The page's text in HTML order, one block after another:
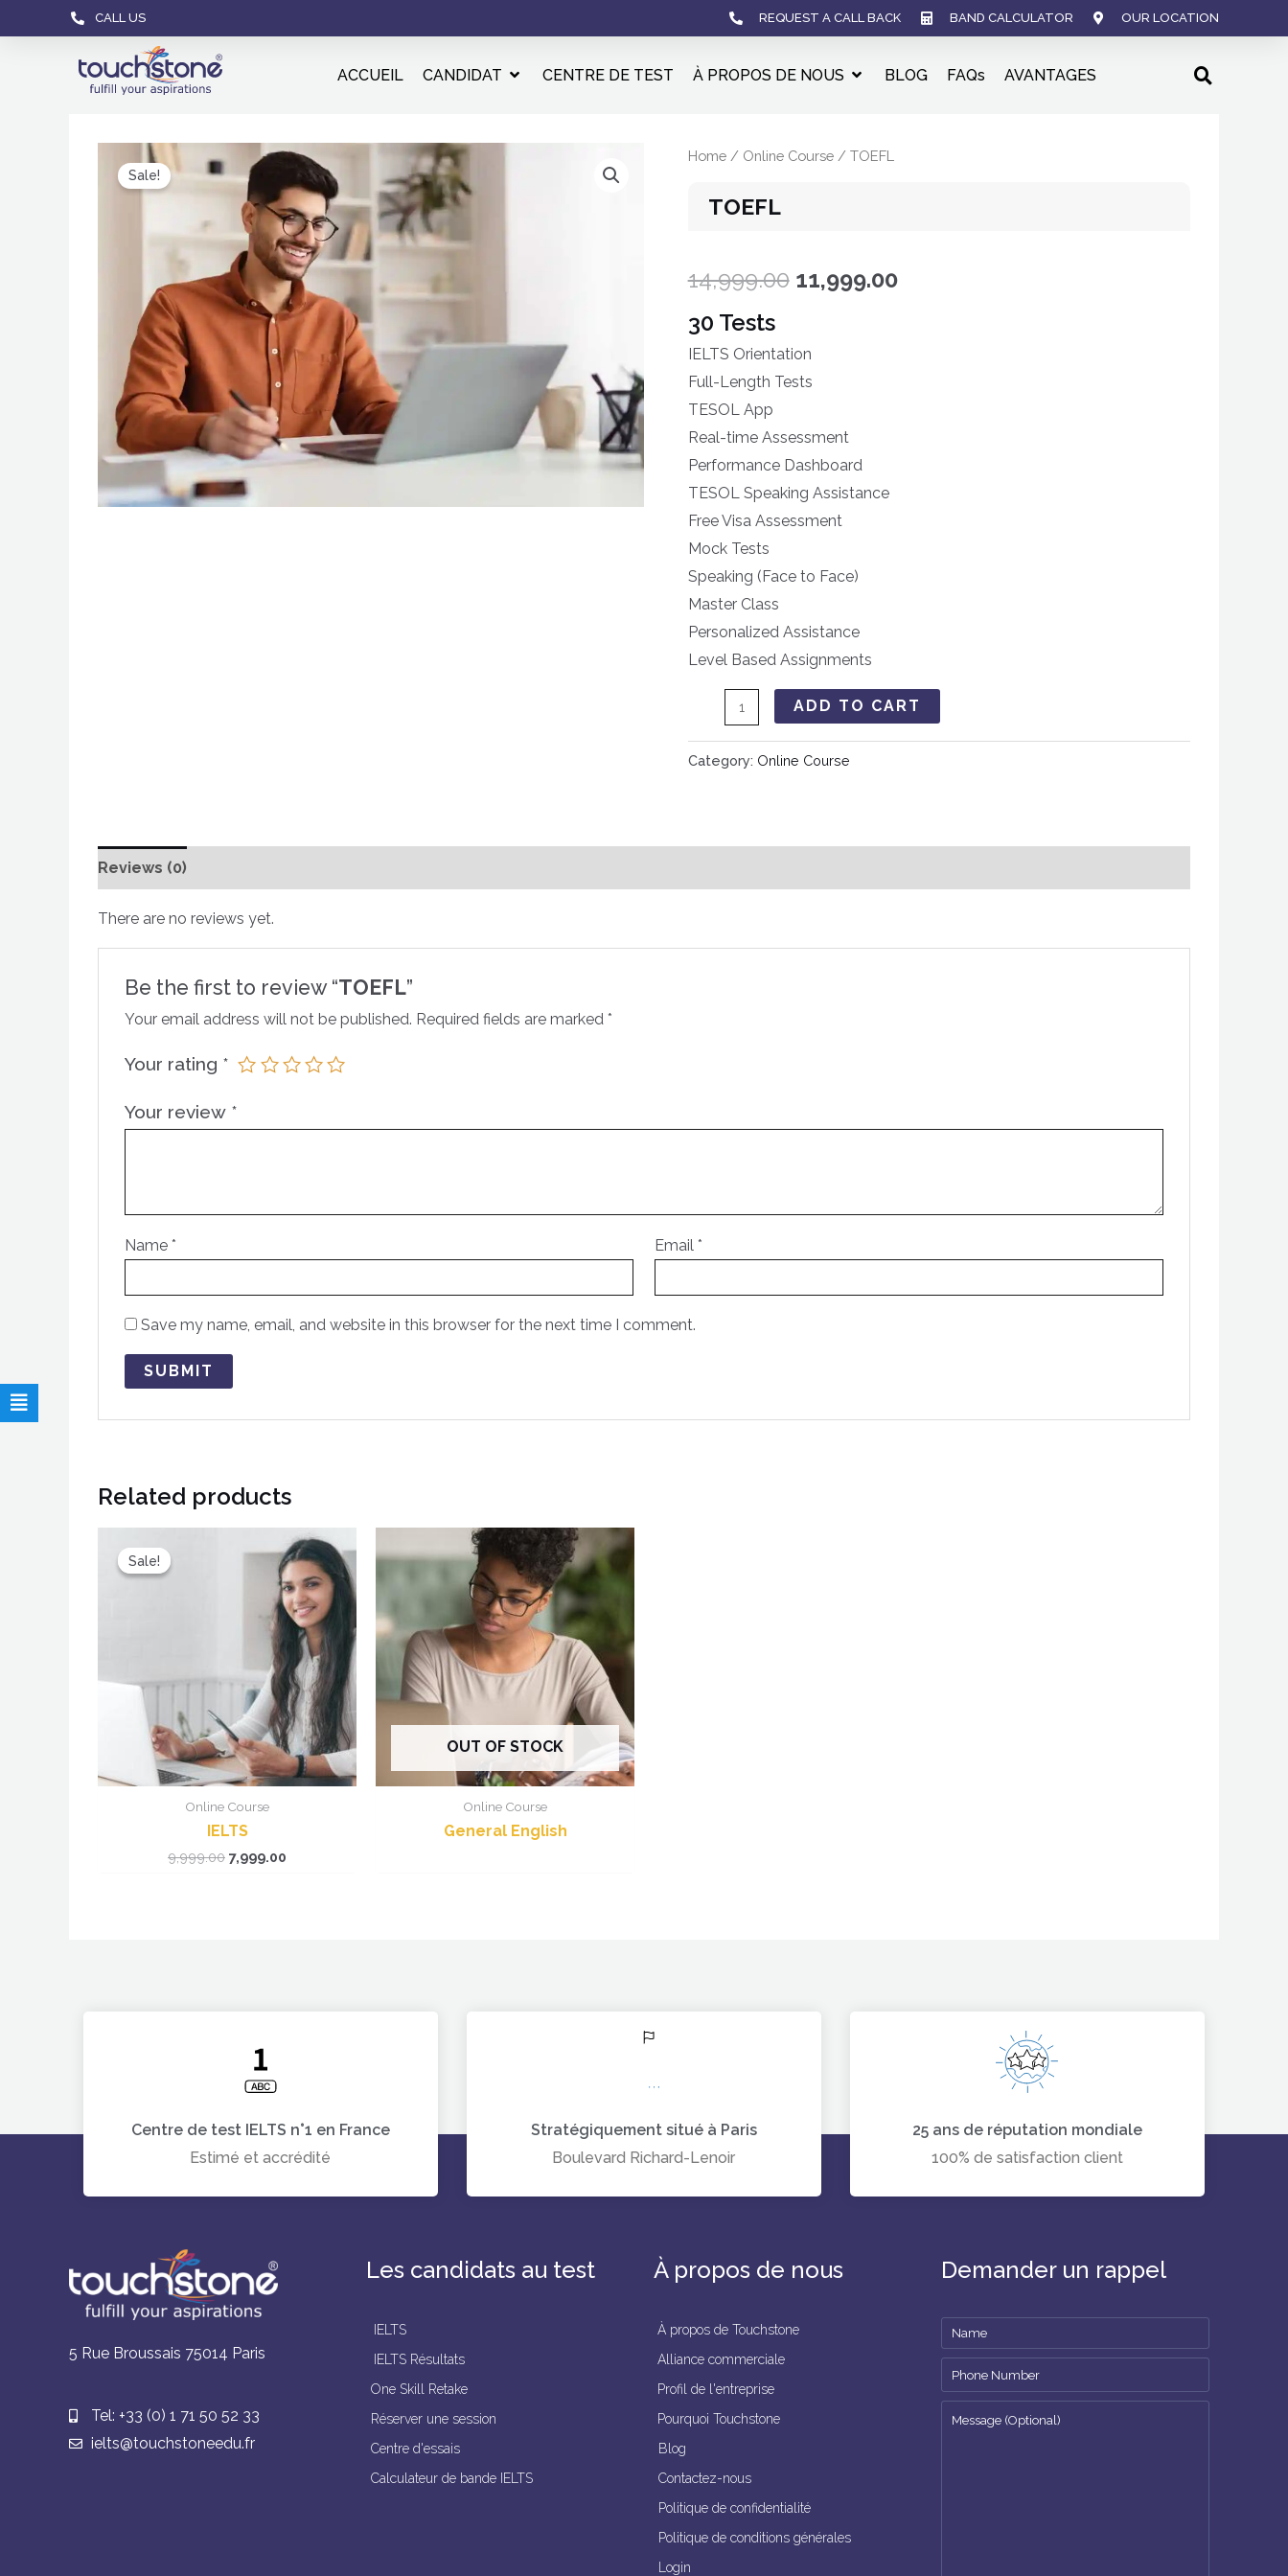
CALL US REQUEST A CALL BACK BAND CALCULATOR OUR LOCATION
ACCUEIL CANDIDAT CENTRE DE TEST À PROPOS DE NOUS BLOG FAQs AVANTAGES
Sale!
Home/ Online Course/ TOEFL
TOEFL
14,999.00 11,999.00
30 Tests
IELTS Orientation
Full-Length Tests
TESOL App
Real-time Assessment
Performance Dashboard
TESOL Speaking Assistance
Free Visa Assessment
Mock Tests
Speaking (Face to Face)
Master Class
Personalized Assistance
Level Based Assignments
ADD TO CART
Category: Online Course
Reviews (0)
There are no reviews yet.
Be the first to review “TOEFL”
Your email address will not be published. Required fields are marked *
Your rating *
Your review *
Name * Email *
Save my name, email, and website in this browser for the next time I comment.
Related products
Sale!
Sale!
Online Course
IELTS
9,999.00 7,999.00
OUT OF STOCK
Online Course
General English
Centre de test IELTS n°1 en France
Estimé et accrédité
Stratégiquement situé à Paris
Boulevard Richard-Lenoir
25 ans de réputation mondiale
100% de satisfaction client
5 Rue Broussais 75014 Paris
Tel: +33 (0) 1 71 50 52 33
ielts@touchstoneedu.fr
Les candidats au test
IELTS
IELTS Résultats
One Skill Retake
Réserver une session
Centre d'essais
Calculateur de bande IELTS
À propos de nous
À propos de Touchstone
Alliance commerciale
Profil de l'entreprise
Pourquoi Touchstone
Blog
Contactez-nous
Politique de confidentialité
Politique de conditions générales
Login
Demander un rappel